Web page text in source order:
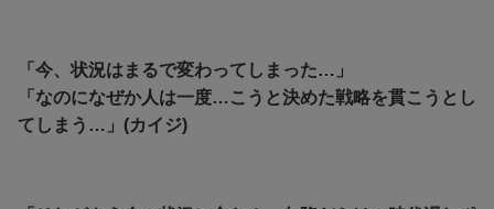
「今、状況はまるで変わってしまった…」
「なのになぜか人は一度…こうと決めた戦略を貫こうとし
てしまう…」(カイジ)